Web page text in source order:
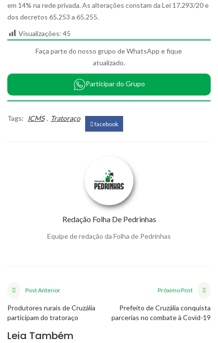
em 14% na rede privada. As alterações constam da Lei 17.293/20 e
dos decretos 65.253 a 65.255.
Visualizações: 45
Faça parte do nosso grupo de WhatsApp e fique
atualizado.
Participar do Grupo
Tags: ICMS , Tratoraço
facebook
Redação Folha De Pedrinhas
Equipe de redação da Folha de Pedrinhas
Post Anterior
Produtores rurais de Cruzália
participam do tratoraço
Próximo Post
Prefeito de Cruzália conquista
parcerias no combate à Covid-19
Leia Também